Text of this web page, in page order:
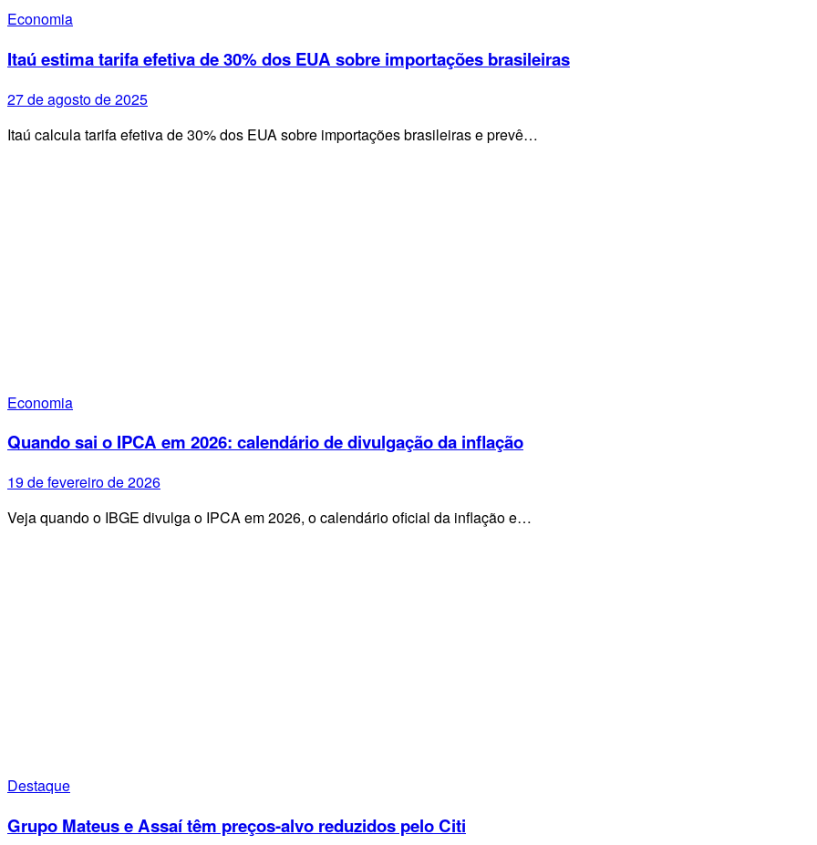
Economia
Itaú estima tarifa efetiva de 30% dos EUA sobre importações brasileiras
27 de agosto de 2025
Itaú calcula tarifa efetiva de 30% dos EUA sobre importações brasileiras e prevê…
Economia
Quando sai o IPCA em 2026: calendário de divulgação da inflação
19 de fevereiro de 2026
Veja quando o IBGE divulga o IPCA em 2026, o calendário oficial da inflação e…
Destaque
Grupo Mateus e Assaí têm preços-alvo reduzidos pelo Citi